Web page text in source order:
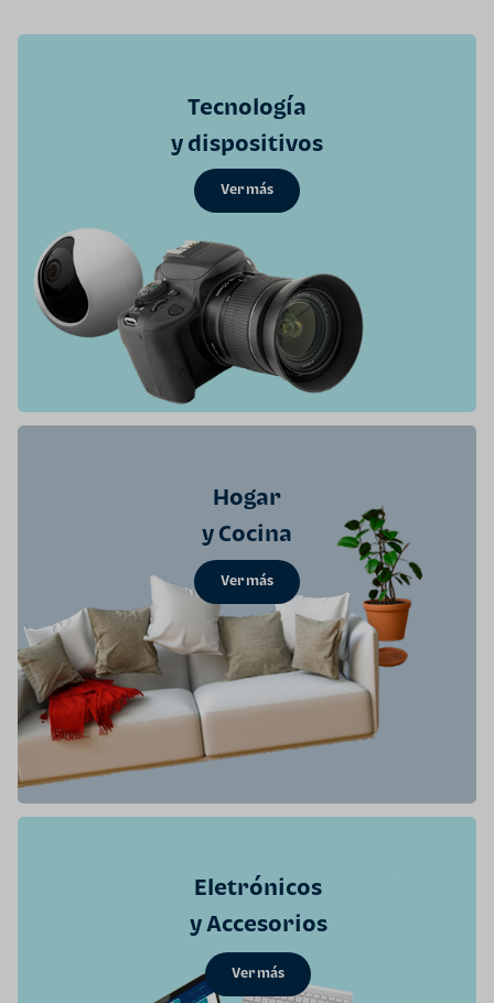
Tecnología
y dispositivos
Ver más
Hogar
y Cocina
Ver más
Eletrónicos
y Accesorios
Ver más